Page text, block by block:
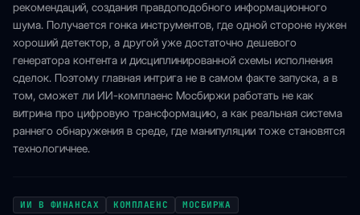
рекомендаций, создания правдоподобного информационного
шума. Получается гонка инструментов, где одной стороне нужен
хороший детектор, а другой уже достаточно дешевого
генератора контента и дисциплинированной схемы исполнения
сделок. Поэтому главная интрига не в самом факте запуска, а в
том, сможет ли ИИ-комплаенс Мосбиржи работать не как
витрина про цифровую трансформацию, а как реальная система
раннего обнаружения в среде, где манипуляции тоже становятся
технологичнее.
ИИ В ФИНАНСАХ КОМПЛАЕНС МОСБИРЖА